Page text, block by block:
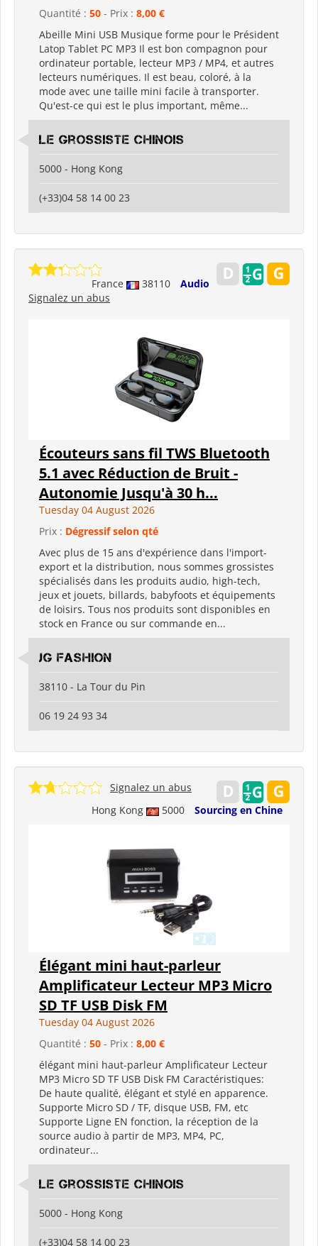
Quantité : 50 - Prix : 8,00 €
Abeille Mini USB Musique forme pour le Président
Latop Tablet PC MP3 Il est bon compagnon pour
ordinateur portable, lecteur MP3 / MP4, et autres
lecteurs numériques. Il est beau, coloré, à la
mode avec une taille mini facile à transporter.
Qu'est-ce qui est le plus important, même...
Le grossiste chinois
5000 - Hong Kong
(+33)04 58 14 00 23
France 38110
Audio
Signalez un abus
Écouteurs sans fil TWS Bluetooth
5.1 avec Réduction de Bruit -
Autonomie Jusqu'à 30 h...
Tuesday 04 August 2026
Prix : Dégressif selon qté
Avec plus de 15 ans d'expérience dans l'import-
export et la distribution, nous sommes grossistes
spécialisés dans les produits audio, high-tech,
jeux et jouets, billards, babyfoots et équipements
de loisirs. Tous nos produits sont disponibles en
stock en France ou sur commande en...
JG Fashion
38110 - La Tour du Pin
06 19 24 93 34
Hong Kong 5000 Sourcing en Chine
Signalez un abus
Élégant mini haut-parleur
Amplificateur Lecteur MP3 Micro
SD TF USB Disk FM
Tuesday 04 August 2026
Quantité : 50 - Prix : 8,00 €
élégant mini haut-parleur Amplificateur Lecteur
MP3 Micro SD TF USB Disk FM Caractéristiques:
De haute qualité, élégant et stylé en apparence.
Supporte Micro SD / TF, disque USB, FM, etc
Supporte Ligne EN fonction, la réception de la
source audio à partir de MP3, MP4, PC,
ordinateur...
Le grossiste chinois
5000 - Hong Kong
(+33)04 58 14 00 23